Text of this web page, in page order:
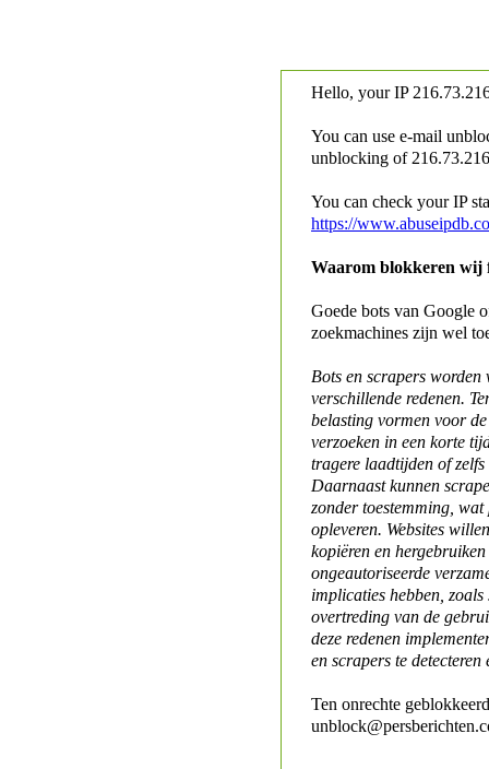
Hello, your IP
You can use e-mail
unblocking of
You can check your IP
https://
Waarom blokkeren wij
Goede bots van Google
zoekmachines zijn wel
Bots en scrapers worden
verschillende redenen.
belasting vormen voor
verzoeken in een korte
tragere laadtijden of
Daarnaast kunnen
zonder toestemming,
opleveren. Websites
kopiëren en
ongeautoriseerde
implicaties hebben,
overtreding van de
deze redenen
en scrapers te detecteren
Ten onrechte